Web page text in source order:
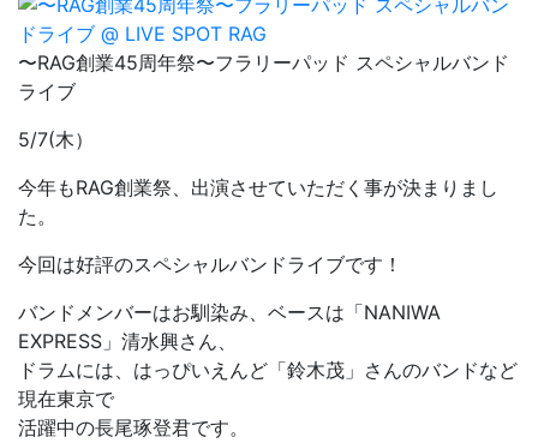
〜RAG創業45周年祭〜フラリーパッド スペシャルバンド
ライブ
5/7(木）
今年もRAG創業祭、出演させていただく事が決まりまし
た。
今回は好評のスペシャルバンドライブです！
バンドメンバーはお馴染み、ベースは「NANIWA
EXPRESS」清水興さん、
ドラムには、はっぴいえんど「鈴木茂」さんのバンドなど
現在東京で
活躍中の長尾琢登君です。